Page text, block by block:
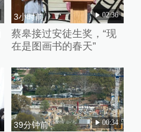
3小时前 02:36
蔡皋接过安徒生奖，“现
在是图画书的春天”
39分钟前 00:34